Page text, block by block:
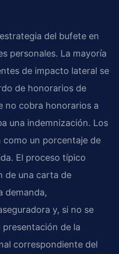
del bufete en
personales. La mayoría
de impacto lateral se
de honorarios de
no cobra honorarios a
una indemnización. Los
como un porcentaje de
El proceso típico
de una carta de
demanda,
y, si no se
presentación de la
correspondiente del